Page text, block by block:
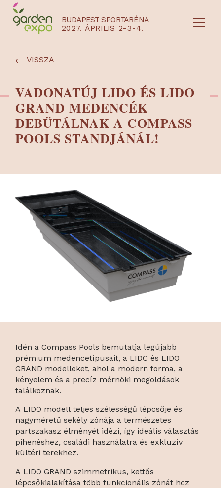
BUDAPEST SPORTARÉNA
2027. ÁPRILIS 2-3-4.
NYEREMÉNYJÁTÉK / REGISZTRÁCIÓ
‹ VISSZA
VADONATÚJ LIDO ÉS LIDO
GRAND MEDENCÉK
DEBÜTÁLNAK A COMPASS
POOLS STANDJÁNÁL!
Idén a Compass Pools bemutatja legújabb
prémium medencetípusait, a LIDO és LIDO
GRAND modelleket, ahol a modern forma, a
kényelem és a precíz mérnöki megoldások
találkoznak.
A LIDO modell teljes szélességű lépcsője és
nagyméretű sekély zónája a természetes
partszakasz élményét idézi, így ideális választás
pihenéshez, családi használatra és exkluzív
kültéri terekhez.
A LIDO GRAND szimmetrikus, kettős
lépcsőkialakítása több funkcionális zónát hoz